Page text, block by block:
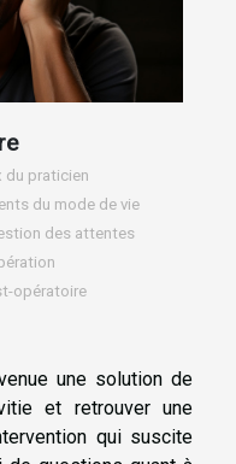
du praticien
du mode de vie
des attentes
opératoire
une solution de
et retrouver une
qui suscite